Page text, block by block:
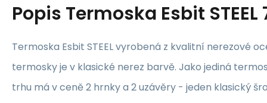
Popis Termoska Esbit
Termoska Esbit STEEL vyrobená z kvalitní nerezové
termosky je v klasické nerez barvě. Jako jediná
trhu má v ceně 2 hrnky a 2 uzávěry - jeden klasický